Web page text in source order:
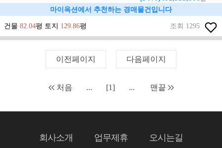
마이옥션에서 추천하는 경매물건입니다
건물 82.04평 토지 129.86평 조회 1295
이전페이지 다음페이지
처음 ... [1] ... 맨끝
회사소개 업무제휴 오시는길